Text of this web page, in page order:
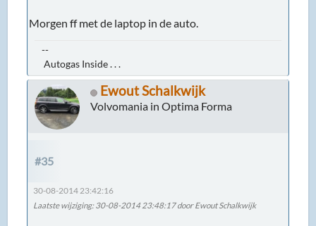
Morgen ff met de laptop in de auto.
--
Autogas Inside . . .
Ewout Schalkwijk
Volvomania in Optima Forma
#35
30-08-2014 23:42:16
Laatste wijziging: 30-08-2014 23:48:17 door Ewout Schalkwijk